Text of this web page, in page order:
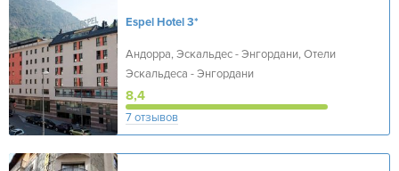
Espel Hotel3*
Андорра, Эскальдес - Энгордани, Отели
Эскальдеса - Энгордани
8,4
7 отзывов